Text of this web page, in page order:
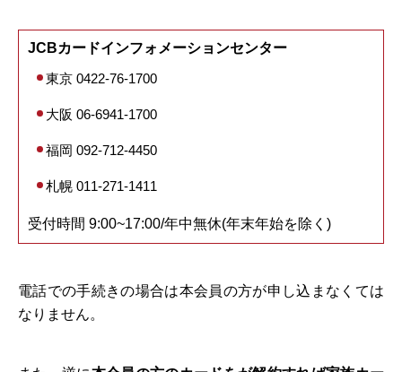
JCBカードインフォメーションセンター
東京 0422-76-1700
大阪 06-6941-1700
福岡 092-712-4450
札幌 011-271-1411
受付時間 9:00~17:00/年中無休(年末年始を除く)
電話での手続きの場合は本会員の方が申し込まなくては
なりません。